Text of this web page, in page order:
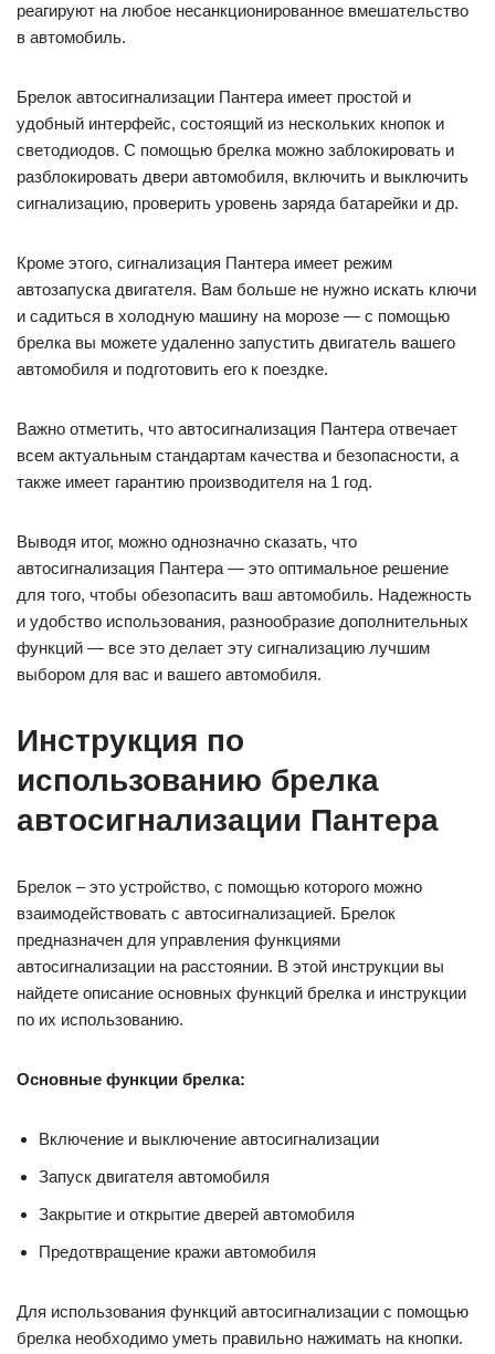
реагируют на любое несанкционированное вмешательство
в автомобиль.
Брелок автосигнализации Пантера имеет простой и
удобный интерфейс, состоящий из нескольких кнопок и
светодиодов. С помощью брелка можно заблокировать и
разблокировать двери автомобиля, включить и выключить
сигнализацию, проверить уровень заряда батарейки и др.
Кроме этого, сигнализация Пантера имеет режим
автозапуска двигателя. Вам больше не нужно искать ключи
и садиться в холодную машину на морозе — с помощью
брелка вы можете удаленно запустить двигатель вашего
автомобиля и подготовить его к поездке.
Важно отметить, что автосигнализация Пантера отвечает
всем актуальным стандартам качества и безопасности, а
также имеет гарантию производителя на 1 год.
Выводя итог, можно однозначно сказать, что
автосигнализация Пантера — это оптимальное решение
для того, чтобы обезопасить ваш автомобиль. Надежность
и удобство использования, разнообразие дополнительных
функций — все это делает эту сигнализацию лучшим
выбором для вас и вашего автомобиля.
Инструкция по
использованию брелка
автосигнализации Пантера
Брелок – это устройство, с помощью которого можно
взаимодействовать с автосигнализацией. Брелок
предназначен для управления функциями
автосигнализации на расстоянии. В этой инструкции вы
найдете описание основных функций брелка и инструкции
по их использованию.
Основные функции брелка:
Включение и выключение автосигнализации
Запуск двигателя автомобиля
Закрытие и открытие дверей автомобиля
Предотвращение кражи автомобиля
Для использования функций автосигнализации с помощью
брелка необходимо уметь правильно нажимать на кнопки.